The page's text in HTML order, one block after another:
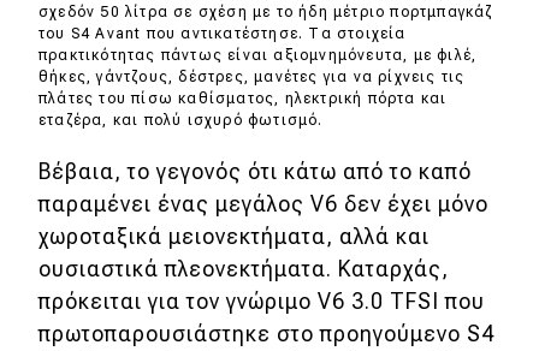
σχεδόν 50 λίτρα σε σχέση με το ήδη μέτριο πορτμπαγκάζ
του S4 Avant που αντικατέστησε. Τα στοιχεία
πρακτικότητας πάντως είναι αξιομνημόνευτα, με φιλέ,
θήκες, γάντζους, δέστρες, μανέτες για να ρίχνεις τις
πλάτες του πίσω καθίσματος, ηλεκτρική πόρτα και
εταζέρα, και πολύ ισχυρό φωτισμό.
Βέβαια, το γεγονός ότι κάτω από το καπό
παραμένει ένας μεγάλος V6 δεν έχει μόνο
χωροταξικά μειονεκτήματα, αλλά και
ουσιαστικά πλεονεκτήματα. Καταρχάς,
πρόκειται για τον γνώριμο V6 3.0 TFSI που
πρωτοπαρουσιάστηκε στο προηγούμενο S4